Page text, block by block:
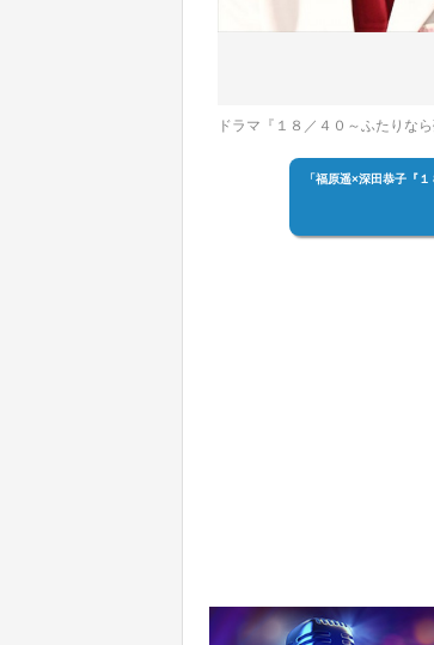
ドラマ『１８／４０～ふたりな
「福原遥×深田恭子『